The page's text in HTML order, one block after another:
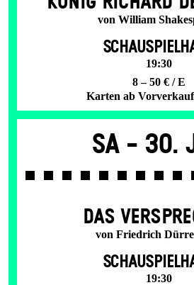
von William
19:30
8 – 50 € / E
Karten ab
Sa - 30.
DAS
von Friedrich
19:30